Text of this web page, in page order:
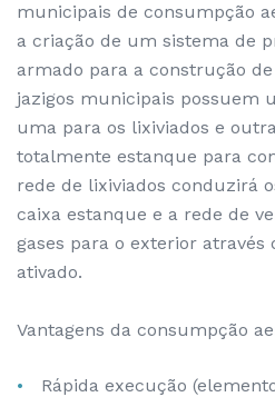
municipais de consumpção
a criação de um sistema de
armado para a construção
jazigos municipais possuem
uma para os lixiviados e
totalmente estanque para
rede de lixiviados conduzirá
caixa estanque e a rede de
gases para o exterior
ativado.
Vantagens da consumpção
Rápida execução